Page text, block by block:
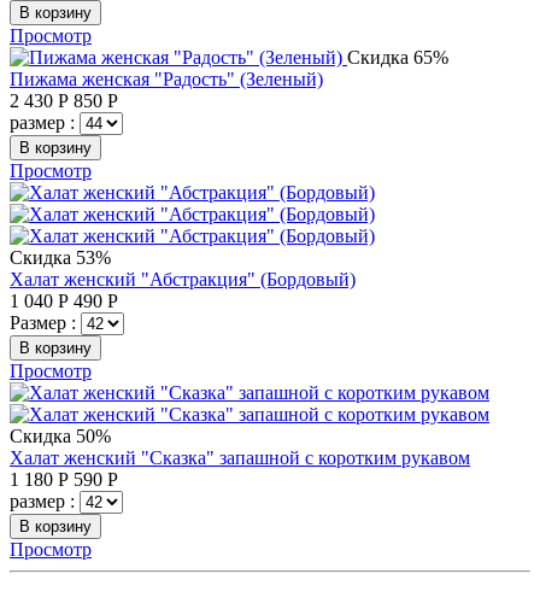
В корзину
Просмотр
Скидка 65%
Пижама женская "Радость" (Зеленый)
2 430 Р 850 Р
размер :
В корзину
Просмотр
Скидка 53%
Халат женский "Абстракция" (Бордовый)
1 040 Р 490 Р
Размер :
В корзину
Просмотр
Скидка 50%
Халат женский "Сказка" запашной с коротким рукавом
1 180 Р 590 Р
размер :
В корзину
Просмотр